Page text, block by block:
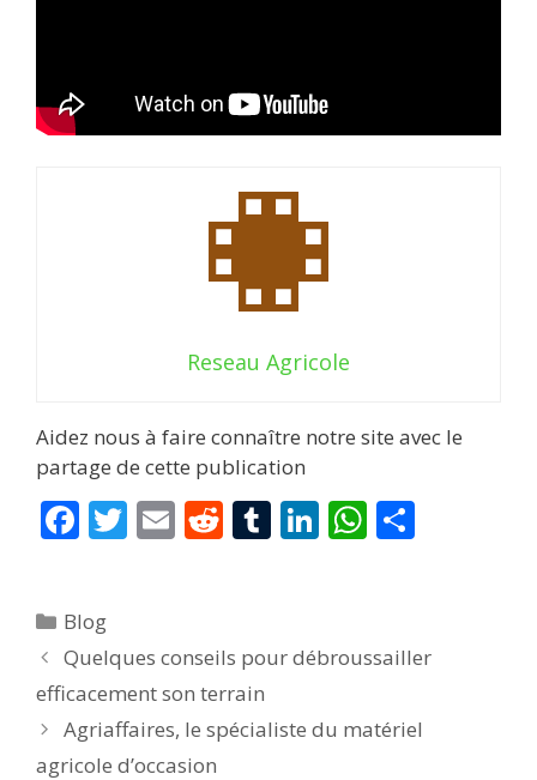
Reseau Agricole
Aidez nous à faire connaître notre site avec le
partage de cette publication
F
b
o
o
k
T E R
t
T
r
Li
dI
n
W
A
p
p
er
Catégories
Blog
Quelques conseils pour débroussailler
efficacement son terrain
Agriaffaires, le spécialiste du matériel
agricole d’occasion